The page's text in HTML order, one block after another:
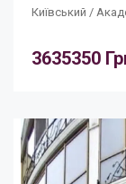
Київський /
3635350